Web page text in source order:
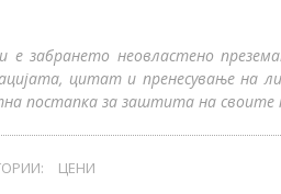
е забрането неовластено
цитат и пренесување на
постапка за заштита на своите
ЦЕНИ